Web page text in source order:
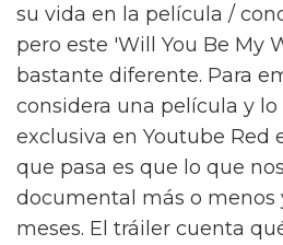
su vida en la película /
pero este 'Will You Be My
bastante diferente. Para
considera una película y lo
exclusiva en Youtube Red
que pasa es que lo que
documental más o menos
meses. El tráiler cuenta